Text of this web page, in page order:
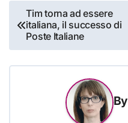
Navigazione
articoli
Tim torna ad essere
italiana, il successo di
Poste Italiane
By